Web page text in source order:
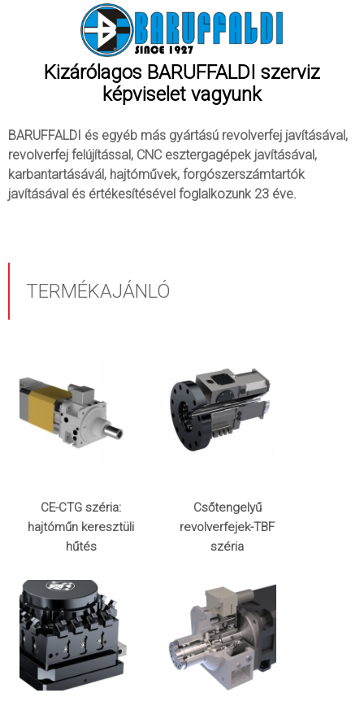
Kizárólagos BARUFFALDI szerviz
képviselet vagyunk
BARUFFALDI és egyéb más gyártású revolverfej javításával,
revolverfej felújítással, CNC esztergagépek javításával,
karbantartásávál, hajtóművek, forgószerszámtartók
javításával és értékesítésével foglalkozunk 23 éve.
TERMÉKAJÁNLÓ
CE-CTG széria:
hajtóműn keresztüli
hűtés
Csőtengelyű
revolverfejek-TBF
széria